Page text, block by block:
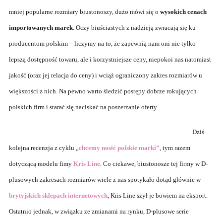
mniej popularne rozmiary biustonoszy, dużo mówi się o wysokich cenach
importowanych marek. Oczy biuściastych z nadzieją zwracają się ku
producentom polskim – liczymy na to, że zapewnią nam oni nie tylko
lepszą dostępność towaru, ale i korzystniejsze ceny, niepokoi nas natomiast
jakość (oraz jej relacja do ceny) i wciąż ograniczony zakres rozmiarów u
większości z nich. Na pewno warto śledzić postępy dobrze rokujących
polskich firm i starać się naciskać na poszerzanie oferty.
Dziś
kolejna recenzja z cyklu „chcemy nosić polskie marki”, tym razem
dotyczącą modelu fimy Kris Line. Co ciekawe, biustonosze tej firmy w D-
plusowych zakresach rozmiarów wiele z nas spotykało dotąd głównie w
brytyjskich sklepach internetowych, Kris Line szył je bowiem na eksport.
Ostatnio jednak, w związku ze zmianami na rynku, D-plusowe serie